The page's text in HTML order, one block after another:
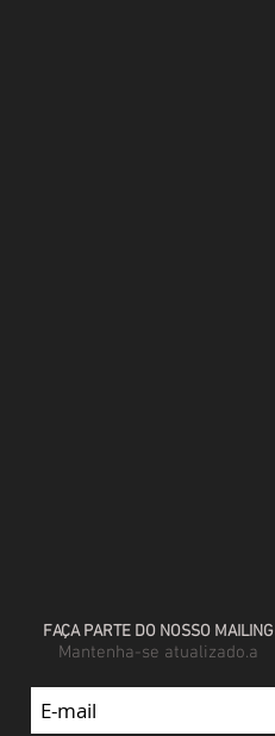
FAÇA PARTE DO NOSSO MAILING
Mantenha-se atualizado.a